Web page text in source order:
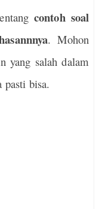
contoh soal
. Mohon
yang salah dalam
bisa.